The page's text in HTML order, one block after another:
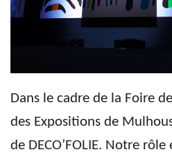
Dans le cadre de la Foire
des Expositions de
de DECO’FOLIE. Notre